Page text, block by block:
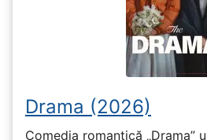
Drama (2026)
Comedia romantică „Drama”